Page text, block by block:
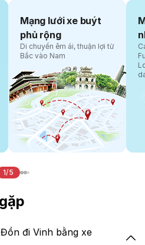
Mạng lưới xe buýt
phủ rộng
Di chuyển êm ái, thuận lợi từ
Bắc vào Nam
1/5
đi Vinh bằng xe